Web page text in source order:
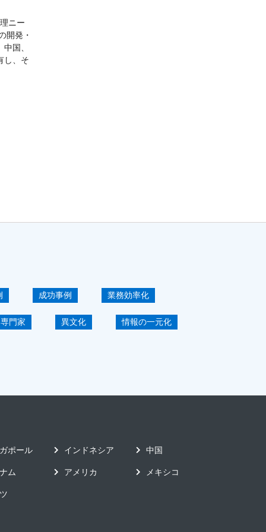
ニー
開発・
国、
し、そ
成功事例 業務効率化
専門家 異文化 情報の一元化
ポール インドネシア 中国
ム アメリカ メキシコ